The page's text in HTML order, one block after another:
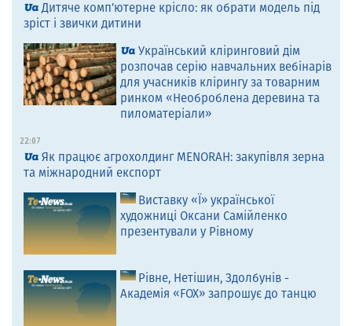
Дитяче комп’ютерне крісло: як обрати модель під
зріст і звички дитини
Український кліринговий дім
розпочав серію навчальних вебінарів
для учасників клірингу за товарним
ринком «Необроблена деревина та
пиломатеріали»
22:07
Як працює агрохолдинг MENORAH: закупівля зерна
та міжнародний експорт
Виставку «Ї» української
художниці Оксани Самійленко
презентували у Рівному
Рівне, Нетішин, Здолбунів -
Академія «FOX» запрошує до танцю